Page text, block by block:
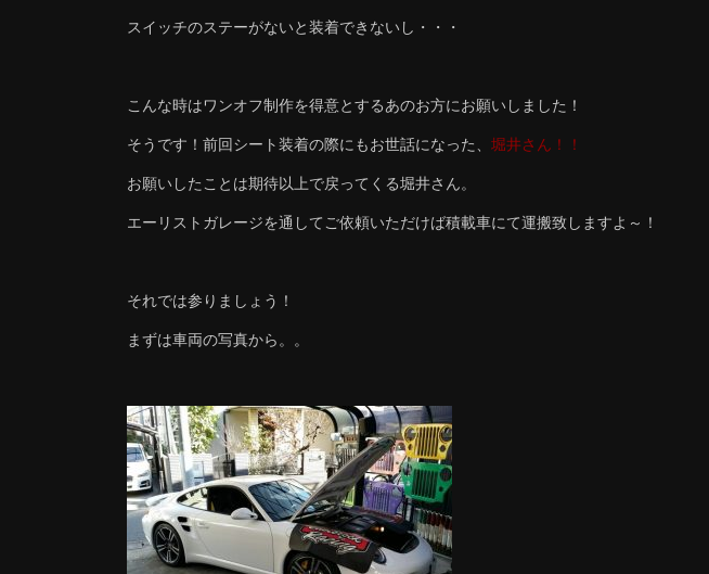
スイッチのステーがないと装着できないし・・・
こんな時はワンオフ制作を得意とするあのお方にお願いしました！
そうです！前回シート装着の際にもお世話になった、 堀井さん！！
お願いしたことは期待以上で戻ってくる堀井さん。
エーリストガレージを通してご依頼いただけば積載車にて運搬致しますよ～！
それでは参りましょう！
まずは車両の写真から。。